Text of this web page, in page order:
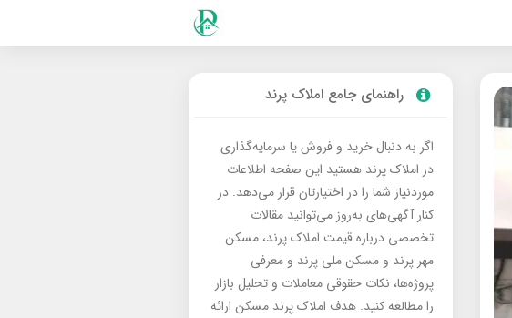
راهنمای جامع املاک پرند
اگر به دنبال خرید و فروش یا سرمایه‌گذاری
در املاک پرند هستید این صفحه اطلاعات
موردنیاز شما را در اختیارتان قرار می‌دهد. در
کنار آگهی‌های به‌روز می‌توانید مقالات
تخصصی درباره قیمت املاک پرند، مسکن
مهر پرند و مسکن ملی پرند و معرفی
پروژه‌ها، نکات حقوقی معاملات و تحلیل بازار
را مطالعه کنید. هدف املاک پرند مسکن ارائه